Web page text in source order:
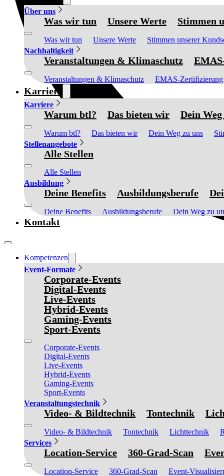
Über uns
Was wir tun Unsere Werte Stimmen
Was wir tun Unsere Werte
Stimmen unserer
Nachhaltigkeit
Veranstaltungen & Klimaschutz
Veranstaltungen & Klimaschutz EMAS-Zertifizierung
Karriere
Karriere
Warum btl? Das bieten wir Dein
Warum btl? Das bieten wir Dein Weg zu uns
Stellenangebote
Alle Stellen
Alle Stellen
Ausbildung
Deine Benefits Ausbildungsberufe
Deine Benefits Ausbildungsberufe Dein Weg zu
Kontakt
Kompetenzen
Event-Formate
Corporate-Events
Digital-Events
Live-Events
Hybrid-Events
Gaming-Events
Sport-Events
Corporate-Events
Digital-Events
Live-Events
Hybrid-Events
Gaming-Events
Sport-Events
Veranstaltungstechnik
Video- & Bildtechnik Tontechnik
Video- & Bildtechnik Tontechnik Lichttechnik
Services
Location-Service 360-Grad-Scan
Location-Service 360-Grad-Scan
Event-